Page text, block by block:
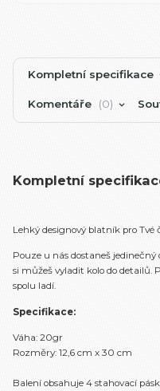
Kompletní specifikace
Komentáře 0
Kompletní
Lehký designový blatník pro Tvé
Pouze u nás dostaneš
si můžeš vyladit kolo do detailů.
spolu ladí.
Specifikace:
Váha: 20gr
Rozměry: 12,6 cm x 30 cm
Balení obsahuje 4 stahovací